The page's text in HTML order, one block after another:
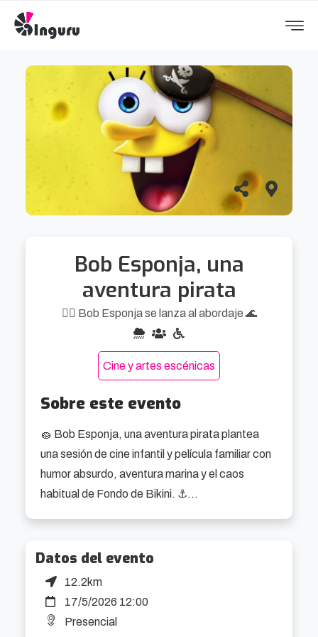
Bob Esponja, una
aventura pirata
🏴‍☠️ Bob Esponja se lanza al abordaje 🌊
Cine y artes escénicas
Sobre este evento
🧽 Bob Esponja, una aventura pirata plantea
una sesión de cine infantil y película familiar con
humor absurdo, aventura marina y el caos
habitual de Fondo de Bikini. ⚓
bastante reconocible: demostrar que ya no es
precisamente un crío al que hay que tomar a
broma. Para hacerlo, decide seguir la pista del
Holandés Errante, un pirata fantasma con la
Datos del evento
12.2km
17/5/2026 12:00
Presencial